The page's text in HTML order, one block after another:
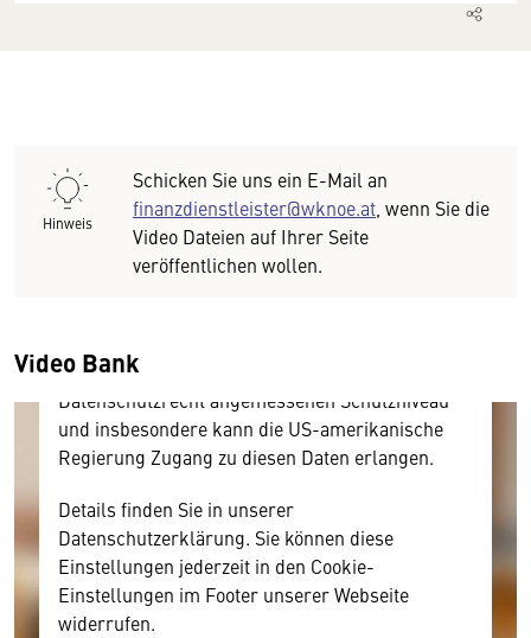
Hinweis
Schicken Sie uns ein E-Mail an
finanzdienstleister@wknoe.at , wenn Sie die
Video Dateien auf Ihrer Seite
veröffentlichen wollen.
Video Bank
Hier würden wir Ihnen gerne einen externen
Inhalt anzeigen. Dafür benötigen wir allerdings
Ihre Zustimmung, da Ihr Browser
Diese Daten unterliegen keinem dem EU-
Datenschutzrecht angemessenen Schutzniveau
und insbesondere kann die US-amerikanische
Regierung Zugang zu diesen Daten erlangen.
Details finden Sie in unserer
Datenschutzerklärung. Sie können diese
Einstellungen jederzeit in den Cookie-
Einstellungen im Footer unserer Webseite
widerrufen.